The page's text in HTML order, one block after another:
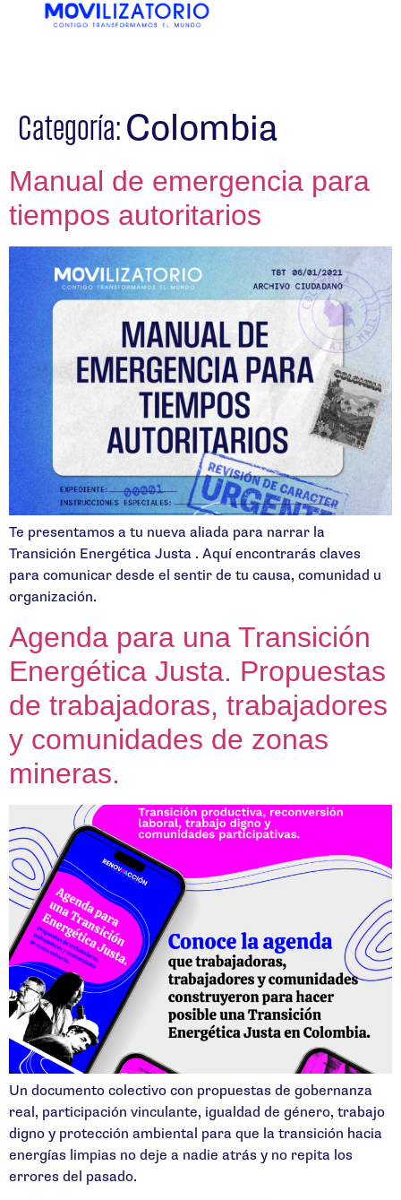
Categoría: Colombia
Manual de emergencia para
tiempos autoritarios
Te presentamos a tu nueva aliada para narrar la
Transición Energética Justa . Aquí encontrarás claves
para comunicar desde el sentir de tu causa, comunidad u
organización.
Agenda para una Transición
Energética Justa. Propuestas
de trabajadoras, trabajadores
y comunidades de zonas
mineras.
Un documento colectivo con propuestas de gobernanza
real, participación vinculante, igualdad de género, trabajo
digno y protección ambiental para que la transición hacia
energías limpias no deje a nadie atrás y no repita los
errores del pasado.